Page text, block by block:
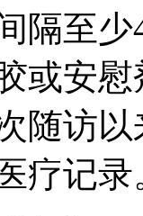
隔至
或安
随访
疗记录